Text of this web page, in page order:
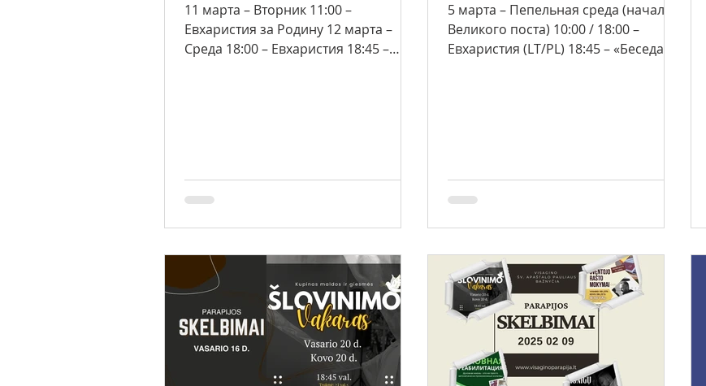
11 марта – Вторник 11:00 –
Евхаристия за Родину 12 марта –
Среда 18:00 – Евхаристия 18:45 –
5 марта – Пепельная среда (начало
Великого поста) 10:00 / 18:00 –
Евхаристия (LT/PL) 18:45 – «Беседа со